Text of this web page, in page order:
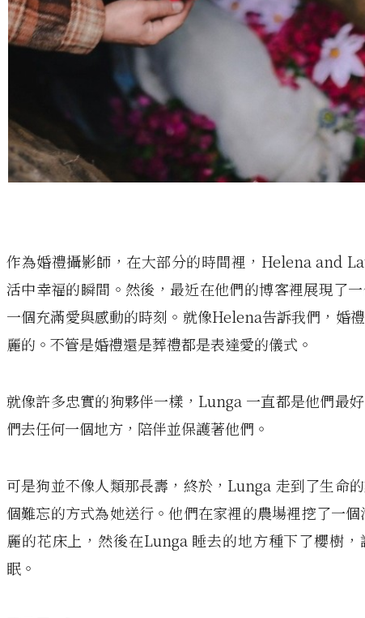
作為婚禮攝影師，在大部分的時間裡，Helena and
活中幸福的瞬間。然後，最近在他們的博客裡展現了
一個充滿愛與感動的時刻。就像Helena告訴我們，婚
麗的。不管是婚禮還是葬禮都是表達愛的儀式。
就像許多忠實的狗夥伴一樣，Lunga 一直都是他們最
們去任何一個地方，陪伴並保護著他們。
可是狗並不像人類那長壽，終於，Lunga 走到了生命
個難忘的方式為她送行。他們在家裡的農場裡挖了一
麗的花床上，然後在Lunga 睡去的地方種下了櫻樹
眠。